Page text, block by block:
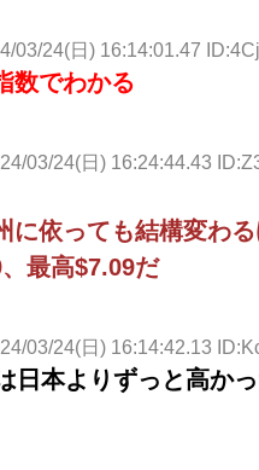
03/24(日) 16:14:01.47
数でわかる
03/24(日) 16:24:44.43
に依っても結構変わ
最高$7.09だ
03/24(日) 16:14:42.13
日本よりずっと高かっ